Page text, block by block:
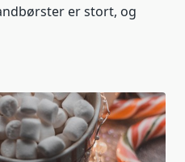
er stort, og